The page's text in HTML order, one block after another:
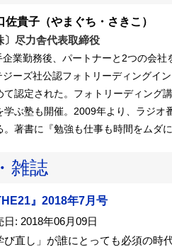
佐貴子 （やまぐち・さきこ）
〕尽力舎代表取締役
企業勤務後、パートナーと2つの会
ジーズ社公認フォトリーディングイ
て認定された。フォトリーディング
学ぶ塾も開催。2009年より、ラジオ
。著書に『勉強も仕事も時間をムダ
雑誌
』2018年7月号
日: 2018年06月09日
び直し」が誰にとっても必須の